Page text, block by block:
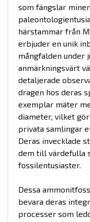
som fängslar
härstammar från
erbjuder en unik
mångfalden under
anmärkningsvärt
detaljerade
dragen hos deras
exemplar mäter
diameter, vilket
privata samlingar
Deras invecklade
dem till värdefulla
fossilentusiaster.
Dessa
bevara deras
processer som